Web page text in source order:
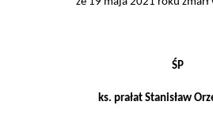
ŚP
ks. prałat Stanisław